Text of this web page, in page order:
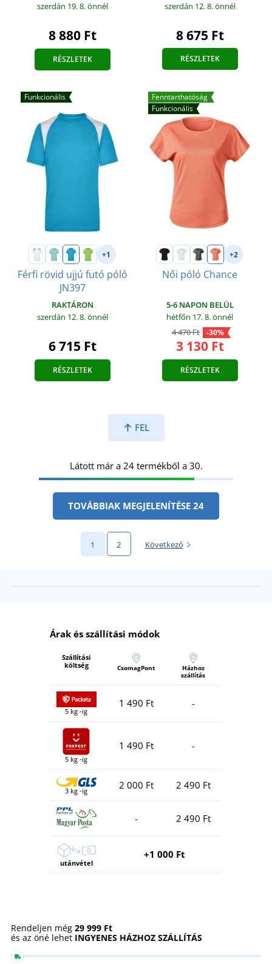
szerdán 19. 8.önnél
8 880 Ft
RÉSZLETEK
szerdán 12. 8.önnél
8 675 Ft
RÉSZLETEK
Funkcionális
+1
Férfi rövid ujjú futó póló
JN397
RAKTÁRON
szerdán 12. 8.önnél
6 715 Ft
RÉSZLETEK
Fenntarthatóság
Funkcionális
+2
Női póló Chance
5-6 NAPON BELÜL
hétfőn 17. 8.önnél
4 470 Ft
-30%
3 130 Ft
RÉSZLETEK
FEL
Látott már a 24 termékből a 30.
TOVÁBBIAK MEGJELENÍTÉSE 24
1 2 Következő
Árak és szállítási módok
Szállítási
költség
CsomagPont
Házhoz
szállítás
5 kg -ig
1 490 Ft -
5 kg -ig
1 490 Ft -
3 kg -ig 2 000 Ft 2 490 Ft
- 2 490 Ft
utánvétel
+1 000 Ft
Rendeljen még 29 999 Ft
és az öné lehet INGYENES HÁZHOZ SZÁLLÍTÁS